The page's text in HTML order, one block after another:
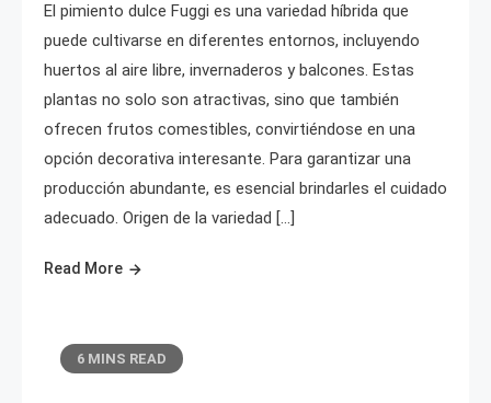
El pimiento dulce Fuggi es una variedad híbrida que
puede cultivarse en diferentes entornos, incluyendo
huertos al aire libre, invernaderos y balcones. Estas
plantas no solo son atractivas, sino que también
ofrecen frutos comestibles, convirtiéndose en una
opción decorativa interesante. Para garantizar una
producción abundante, es esencial brindarles el cuidado
adecuado. Origen de la variedad […]
Read More
6 MINS READ